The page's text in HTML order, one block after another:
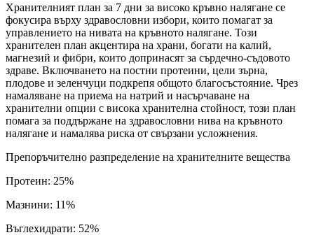
Хранителният план за 7 дни за високо кръвно налягане се
фокусира върху здравословни избори, които помагат за
управлението на нивата на кръвното налягане. Този
хранителен план акцентира на храни, богати на калий,
магнезий и фибри, които допринасят за сърдечно-съдовото
здраве. Включването на постни протеини, цели зърна,
плодове и зеленчуци подкрепя общото благосъстояние. Чрез
намаляване на приема на натрий и насърчаване на
хранителни опции с висока хранителна стойност, този план
помага за поддържане на здравословни нива на кръвното
налягане и намалява риска от свързани усложнения.
Препоръчително разпределение на хранителните вещества
Протеин: 25%
Мазнини: 11%
Въглехидрати: 52%